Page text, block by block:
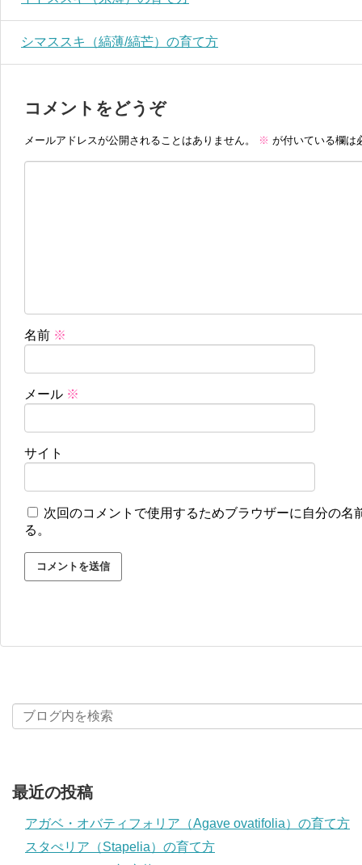
シマススキ（縞薄/縞芒）の育て方
コメントをどうぞ
メールアドレスが公開されることはありません。 ※ が付いている欄は
名前 ※
メール ※
サイト
次回のコメントで使用するためブラウザーに自分の名
る。
最近の投稿
アガベ・オバティフォリア（Agave ovatifolia）の育て方
スタぺリア（Stapelia）の育て方